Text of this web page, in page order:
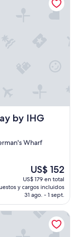
by IHG
Wharf
El
precio
actual
es
de
US$ 152
US$ 152
US$ 179 en total
y cargos incluidos
31 ago. - 1 sept.